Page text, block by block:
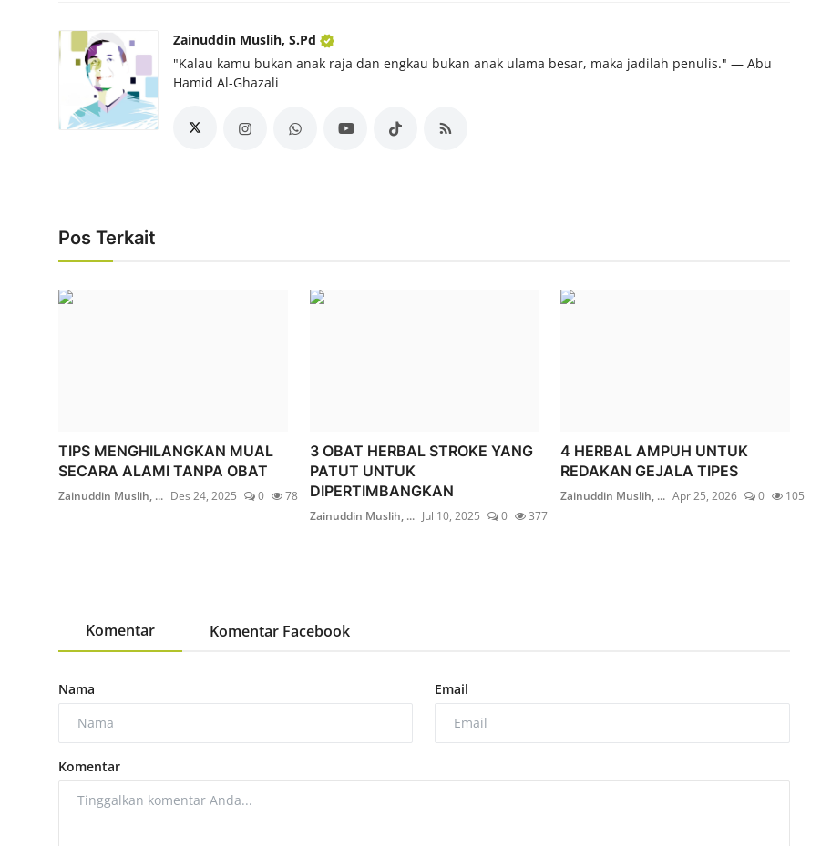
Zainuddin Muslih, S.Pd
"Kalau kamu bukan anak raja dan engkau bukan anak ulama besar, maka jadilah penulis." ― Abu
Hamid Al-Ghazali
Pos Terkait
TIPS MENGHILANGKAN MUAL
SECARA ALAMI TANPA OBAT
Zainuddin Muslih, ... Des 24, 2025 0 78
3 OBAT HERBAL STROKE YANG
PATUT UNTUK
DIPERTIMBANGKAN
Zainuddin Muslih, ... Jul 10, 2025 0 377
4 HERBAL AMPUH UNTUK
REDAKAN GEJALA TIPES
Zainuddin Muslih, ... Apr 25, 2026 0 105
Komentar Komentar Facebook
Nama Email
Komentar